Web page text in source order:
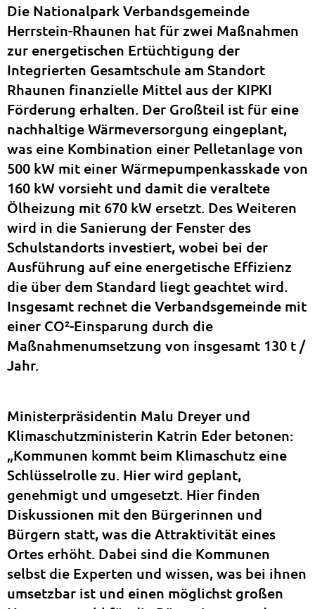
Die Nationalpark Verbandsgemeinde
Herrstein-Rhaunen hat für zwei Maßnahmen
zur energetischen Ertüchtigung der
Integrierten Gesamtschule am Standort
Rhaunen finanzielle Mittel aus der KIPKI
Förderung erhalten. Der Großteil ist für eine
nachhaltige Wärmeversorgung eingeplant,
was eine Kombination einer Pelletanlage von
500 kW mit einer Wärmepumpenkasskade von
160 kW vorsieht und damit die veraltete
Ölheizung mit 670 kW ersetzt. Des Weiteren
wird in die Sanierung der Fenster des
Schulstandorts investiert, wobei bei der
Ausführung auf eine energetische Effizienz
die über dem Standard liegt geachtet wird.
Insgesamt rechnet die Verbandsgemeinde mit
einer CO²-Einsparung durch die
Maßnahmenumsetzung von insgesamt 130 t /
Jahr.
Ministerpräsidentin Malu Dreyer und
Klimaschutzministerin Katrin Eder betonen:
„Kommunen kommt beim Klimaschutz eine
Schlüsselrolle zu. Hier wird geplant,
genehmigt und umgesetzt. Hier finden
Diskussionen mit den Bürgerinnen und
Bürgern statt, was die Attraktivität eines
Ortes erhöht. Dabei sind die Kommunen
selbst die Experten und wissen, was bei ihnen
umsetzbar ist und einen möglichst großen